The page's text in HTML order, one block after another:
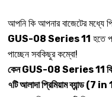
আপনি কি আপনার বাজেটের মধ্যে
GUS-08 Series 11 হতে
পাচ্ছেন সবকিছুর কম্বো!
কেন GUS-08 Series 11
৭টি আলাদা প্রিমিয়াম ব্যান্ড (7 in